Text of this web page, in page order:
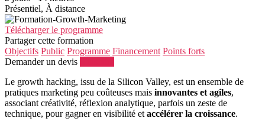
Présentiel, À distance
Télécharger le programme
Partager cette formation
Objectifs Public Programme Financement Points forts
Demander un devis
Le growth hacking, issu de la Silicon Valley, est un ensemble de
pratiques marketing peu coûteuses mais innovantes et agiles,
associant créativité, réflexion analytique, parfois un zeste de
technique, pour gagner en visibilité et accélérer la croissance.